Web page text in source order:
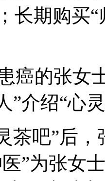
长期购买
癌的张女
”介绍“心
茶吧”后
”为张女